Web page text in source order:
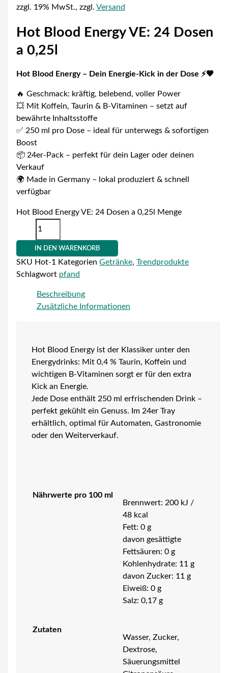
zzgl. 19% MwSt., zzgl. Versand
Hot Blood Energy VE: 24 Dosen
a 0,25l
Hot Blood Energy – Dein Energie-Kick in der Dose ⚡🖤
🔥 Geschmack: kräftig, belebend, voller Power
💥 Mit Koffein, Taurin & B-Vitaminen – setzt auf
bewährte Inhaltsstoffe
✅ 250 ml pro Dose – ideal für unterwegs & sofortigen
Boost
📦 24er-Pack – perfekt für dein Lager oder deinen
Verkauf
🌍 Made in Germany – lokal produziert & schnell
verfügbar
Hot Blood Energy VE: 24 Dosen a 0,25l Menge
IN DEN WARENKORB
SKU Hot-1 Kategorien Getränke,
Trendprodukte
Schlagwort pfand
Beschreibung
Zusätzliche Informationen
Hot Blood Energy ist der Klassiker unter den
Energydrinks: Mit 0,4 % Taurin, Koffein und
wichtigen B-Vitaminen sorgt er für den extra
Kick an Energie.
Jede Dose enthält 250 ml erfrischenden Drink –
perfekt gekühlt ein Genuss. Im 24er Tray
erhältlich, optimal für Automaten, Gastronomie
oder den Weiterverkauf.
Nährwerte pro 100 ml
Brennwert: 200 kJ /
48 kcal
Fett: 0 g
davon gesättigte
Fettsäuren: 0 g
Kohlenhydrate: 11 g
davon Zucker: 11 g
Eiweiß: 0 g
Salz: 0,17 g
Zutaten
Wasser, Zucker,
Dextrose,
Säuerungsmittel